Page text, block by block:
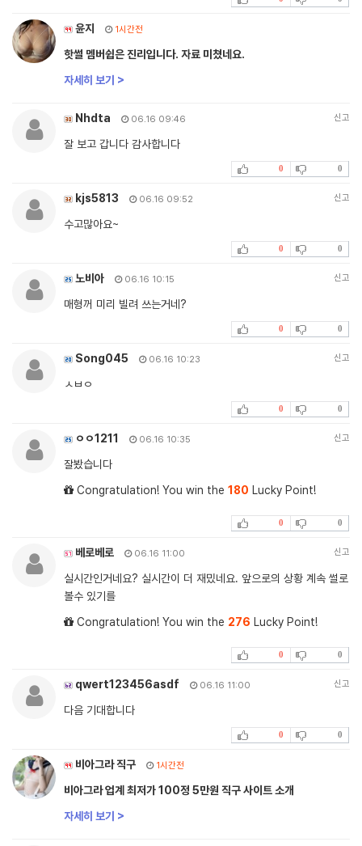
윤지 1시간전
핫썰 멤버쉽은 진리입니다. 자료 미쳤네요.
자세히 보기 >
Nhdta 06.16 09:46 신고
잘 보고 갑니다 감사합니다
0 0
kjs5813 06.16 09:52 신고
수고많아요~
0 0
노비아 06.16 10:15 신고
매형꺼 미리 빌려 쓰는거네?
0 0
Song045 06.16 10:23 신고
ㅅㅂㅇ
0 0
ㅇㅇ1211 06.16 10:35 신고
잘봤습니다
Congratulation! You win the 180 Lucky Point!
0 0
베로베로 06.16 11:00 신고
실시간인거네요? 실시간이 더 재밌네요. 앞으로의 상황 계속 썰로
볼수 있기를
Congratulation! You win the 276 Lucky Point!
0 0
qwert123456asdf 06.16 11:00 신고
다음 기대합니다
0 0
비아그라 직구 1시간전
비아그라 업계 최저가 100정 5만원 직구 사이트 소개
자세히 보기 >